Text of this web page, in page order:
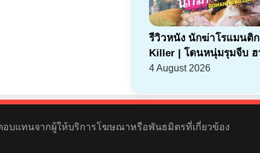
รีวิวหนัง นักฆ่าโรแมนติ
Killer | โดนหนุ่มรุมจีบ ฮ
4 August 2026
บแทนจากผู้ให้บริการโฆษณาหรือพันธมิตรที่เกี่ยวข้อง